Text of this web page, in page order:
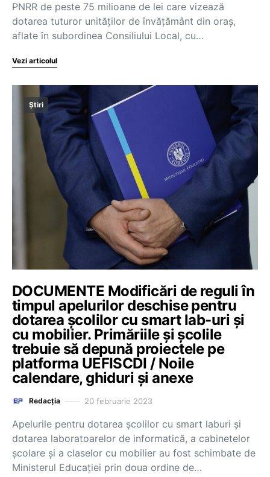
PNRR de peste 75 milioane de lei care vizează
dotarea tuturor unităţilor de învăţământ din oraş,
aflate în subordinea Consiliului Local, cu…
Vezi articolul
Știri
DOCUMENTE Modificări de reguli în
timpul apelurilor deschise pentru
dotarea școlilor cu smart lab-uri și
cu mobilier. Primăriile și școlile
trebuie să depună proiectele pe
platforma UEFISCDI / Noile
calendare, ghiduri și anexe
Redacția 20 februarie 2023
Apelurile pentru dotarea școlilor cu smart laburi și
dotarea laboratoarelor de informatică, a cabinetelor
școlare și a claselor cu mobilier au fost schimbate de
Ministerul Educației prin doua ordine de…